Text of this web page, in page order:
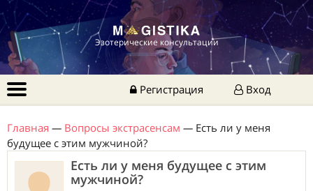
Эзотерические консультации
Регистрация Вход
Главная — Вопросы экстрасенсам — Есть ли у меня
будущее с этим мужчиной?
Есть ли у меня будущее с этим
мужчиной?